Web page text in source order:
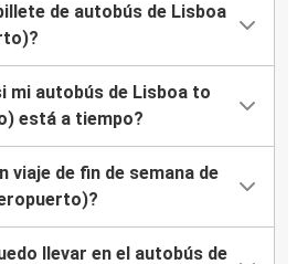
de autobús de Lisboa
mi autobús de Lisboa to
está a tiempo?
viaje de fin de semana de
llevar en el autobús de